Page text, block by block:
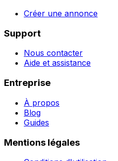
Créer une annonce
Support
Nous contacter
Aide et assistance
Entreprise
À propos
Blog
Guides
Mentions légales